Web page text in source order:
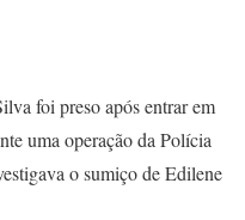
foi preso após entrar em
uma operação da Polícia
o sumiço de Edilene